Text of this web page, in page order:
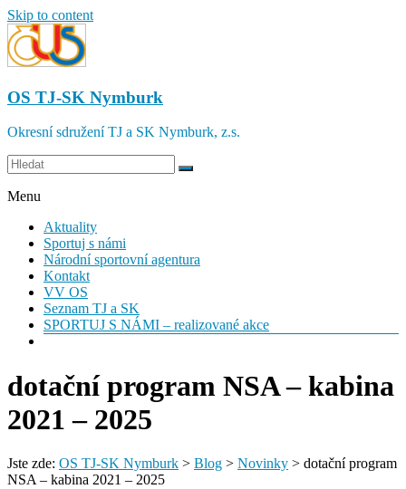
Skip to content
OS TJ-SK Nymburk
Okresní sdružení TJ a SK Nymburk, z.s.
Menu
Aktuality
Sportuj s námi
Národní sportovní agentura
Kontakt
VV OS
Seznam TJ a SK
SPORTUJ S NÁMI – realizované akce
dotační program NSA – kabina
2021 – 2025
Jste zde: OS TJ-SK Nymburk > Blog > Novinky > dotační program
NSA – kabina 2021 – 2025